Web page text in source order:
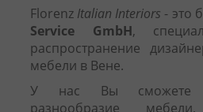
Florenz Italian Interiors - это
Service GmbH,
распространение
мебели в Вене.
У нас Вы сможете
разнообразие